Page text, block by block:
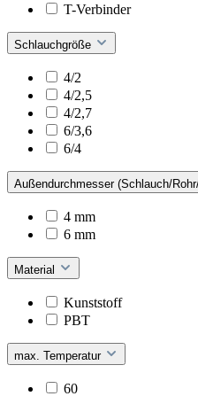
T-Verbinder
Schlauchgröße
4/2
4/2,5
4/2,7
6/3,6
6/4
Außendurchmesser (Schlauch/
4 mm
6 mm
Material
Kunststoff
PBT
max. Temperatur
60